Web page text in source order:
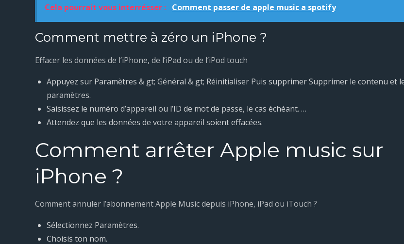
Cela pourrait vous interrésser : Comment passer de apple music a spotify
Comment mettre à zéro un iPhone ?
Effacer les données de l’iPhone, de l’iPad ou de l’iPod touch
Appuyez sur Paramètres & gt; Général & gt; Réinitialiser Puis supprimer Supprimer le contenu et
paramètres.
Saisissez le numéro d’appareil ou l’ID de mot de passe, le cas échéant. …
Attendez que les données de votre appareil soient effacées.
Comment arrêter Apple music sur
iPhone ?
Comment annuler l’abonnement Apple Music depuis iPhone, iPad ou iTouch ?
Sélectionnez Paramètres.
Choisis ton nom.